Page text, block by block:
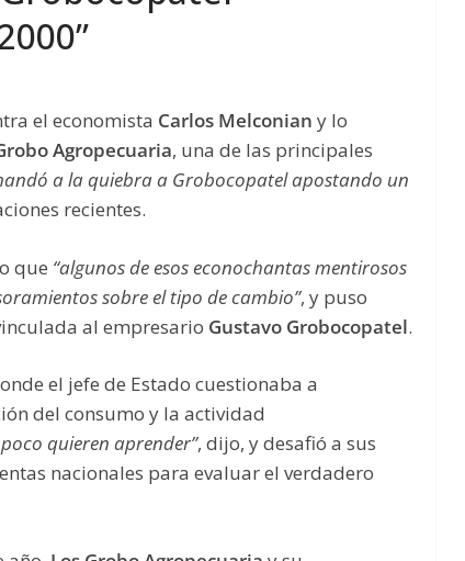
el economista Carlos Melconian y lo
Agropecuaria, una de las principales
a la quiebra a Grobocopatel apostando un
recientes.
que “algunos de esos econochantas mentirosos
sobre el tipo de cambio”, y puso
al empresario Gustavo Grobocopatel.
el jefe de Estado cuestionaba a
del consumo y la actividad
quieren aprender”, dijo, y desafió a sus
nacionales para evaluar el verdadero